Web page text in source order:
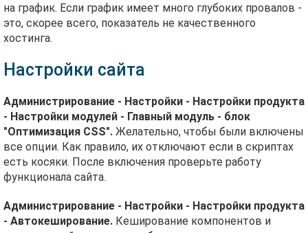
на график. Если график имеет много глубоких провалов -
это, скорее всего, показатель не качественного
хостинга.
Настройки сайта
Администрирование - Настройки - Настройки продукта
- Настройки модулей - Главный модуль - блок
"Оптимизация CSS". Желательно, чтобы были включены
все опции. Как правило, их отключают если в скриптах
есть косяки. После включения проверьте работу
функционала сайта.
Администрирование - Настройки - Настройки продукта
- Автокеширование. Кеширование компонентов и